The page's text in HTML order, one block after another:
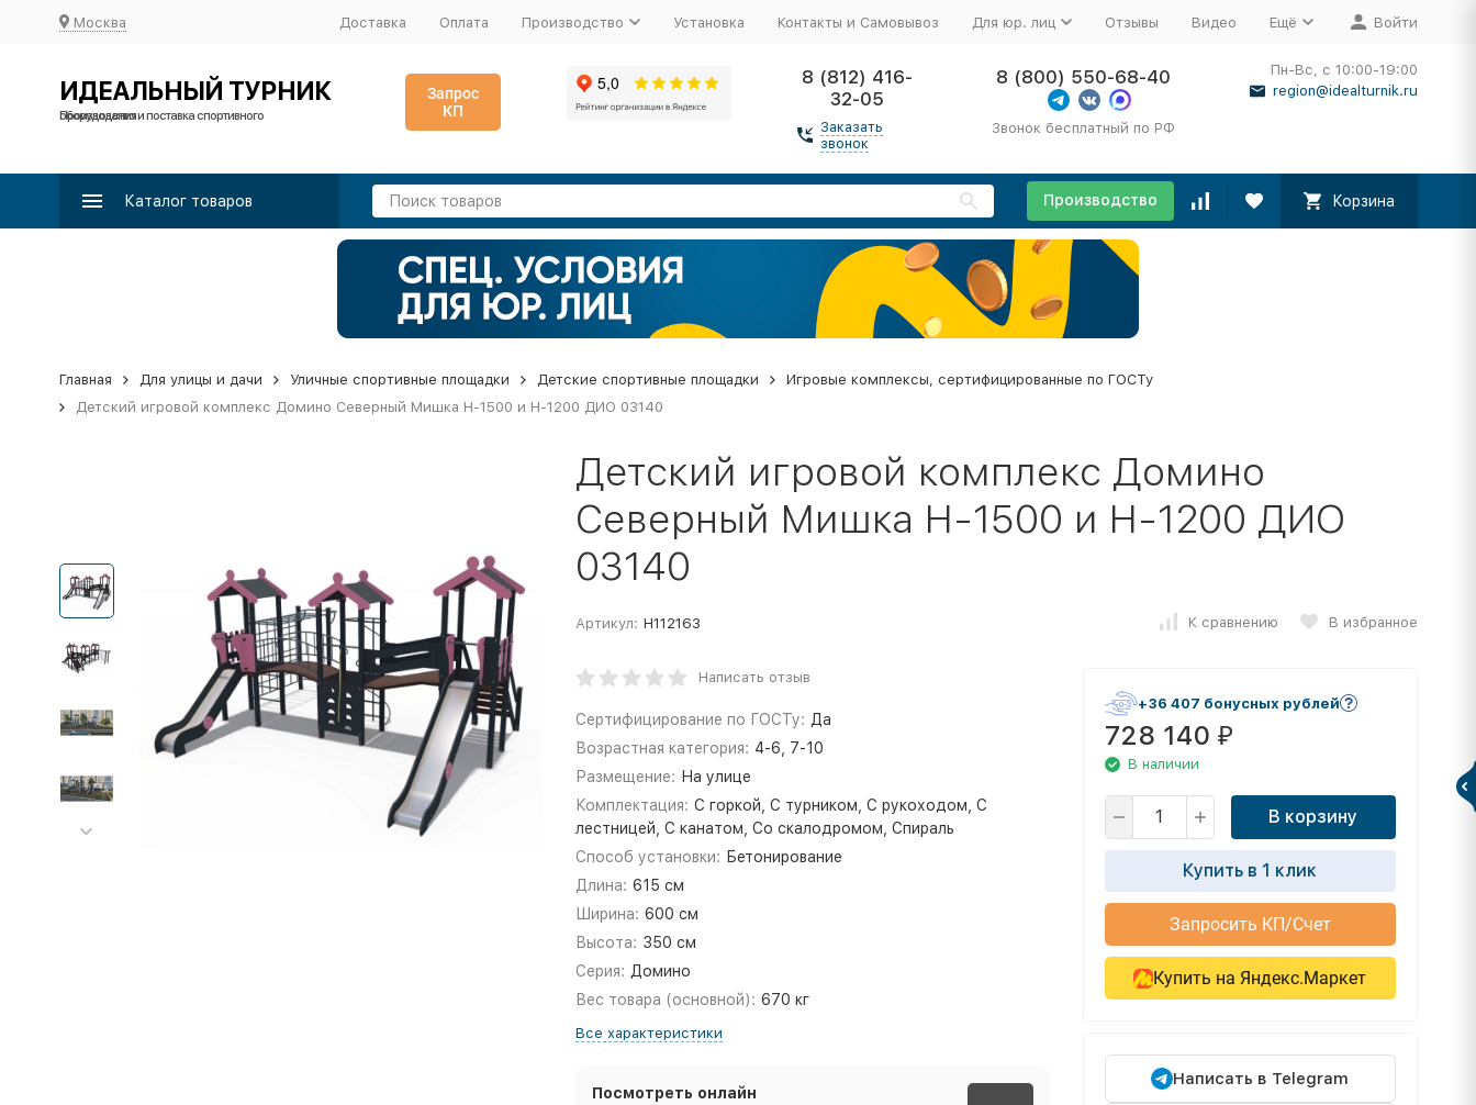
Москва Доставка Оплата Производство Установка Контакты и Самовывоз Для юр. лиц Отзывы Видео Ещё Войти
ИДЕАЛЬНЫЙ ТУРНИК
Производство и поставка спортивного оборудования
Запрос
КП
8 (812) 416-
32-05
Заказать
звонок
8 (800) 550-68-40
Звонок бесплатный по РФ
Пн-Вс, с 10:00-19:00
region@idealturnik.ru
Каталог товаров Производство Корзина
Главная Для улицы и дачи Уличные спортивные площадки Детские спортивные площадки
Игровые комплексы, сертифицированные по ГОСТу
Детский игровой комплекс Домино Северный Мишка Н-1500 и Н-1200 ДИО 03140
Детский игровой комплекс Домино
Северный Мишка Н-1500 и Н-1200 ДИО
03140
Артикул: Н112163 К сравнению В избранное
Написать отзыв
Сертифицирование по ГОСТу: Да
Возрастная категория: 4-6, 7-10
Размещение: На улице
Комплектация: С горкой, С турником, С рукоходом, С
лестницей, С канатом, Со скалодромом, Спираль
Способ установки: Бетонирование
Длина: 615 см
Ширина: 600 см
Высота: 350 см
Серия: Домино
Вес товара (основной): 670 кг
Все характеристики
Посмотреть онлайн
+36 407 бонусных рублей
728 140 ₽
В наличии
В корзину
Купить в 1 клик
Запросить КП/Счет
Купить на Яндекс.Маркет
Написать в Telegram